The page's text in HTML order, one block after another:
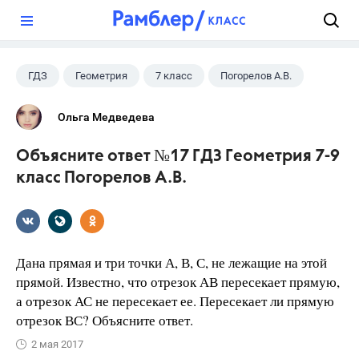
ГДЗ Геометрия 7 класс Погорелов А.В.
Ольга Медведева
Объясните ответ №17 ГДЗ Геометрия 7-9
класс Погорелов А.В.
Дана прямая и три точки А, В, С, не лежащие на этой
прямой. Известно, что отрезок АВ пересекает прямую,
а отрезок АС не пересекает ее. Пересекает ли прямую
отрезок ВС? Объясните ответ.
2 мая 2017